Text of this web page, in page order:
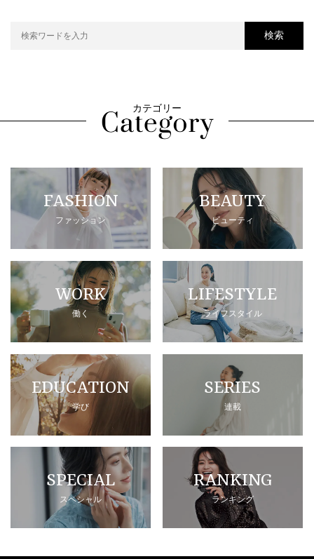
検索
カテゴリー
FASHION
ファッション
BEAUTY
ビューティ
WORK
働く
LIFESTYLE
ライフスタイル
EDUCATION
学び
SERIES
連載
SPECIAL
スペシャル
RANKING
ランキング